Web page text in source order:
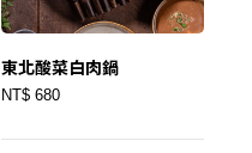
東北酸菜白肉鍋
NT$ 680